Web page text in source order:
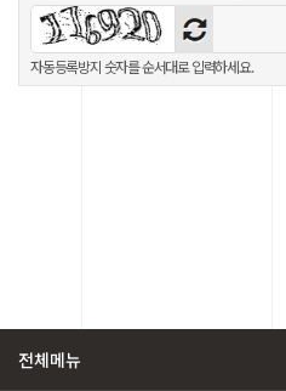
자동등록방지 숫자를 순서대로 입력하세요.
전체메뉴